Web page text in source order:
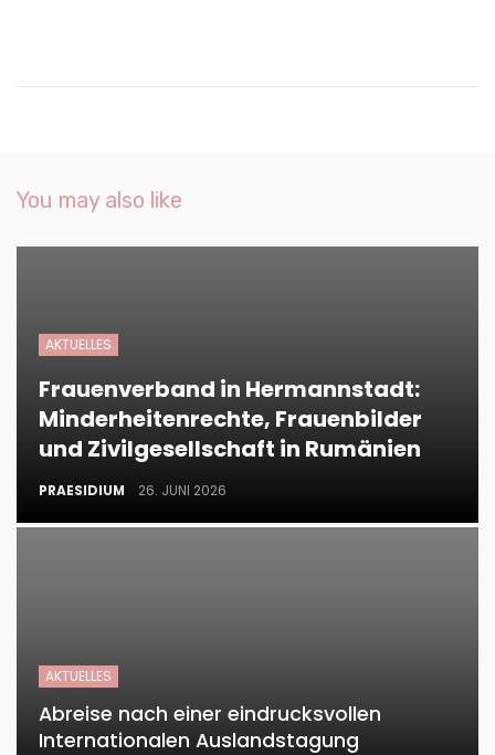
You may also like
AKTUELLES
Frauenverband in Hermannstadt:
Minderheitenrechte, Frauenbilder
und Zivilgesellschaft in Rumänien
PRAESIDIUM 26. JUNI 2026
AKTUELLES
Abreise nach einer eindrucksvollen
Internationalen Auslandstagung